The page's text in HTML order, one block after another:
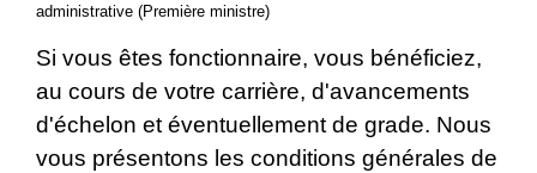
administrative (Première ministre)
Si vous êtes fonctionnaire, vous bénéficiez,
au cours de votre carrière, d'avancements
d'échelon et éventuellement de grade. Nous
vous présentons les conditions générales de